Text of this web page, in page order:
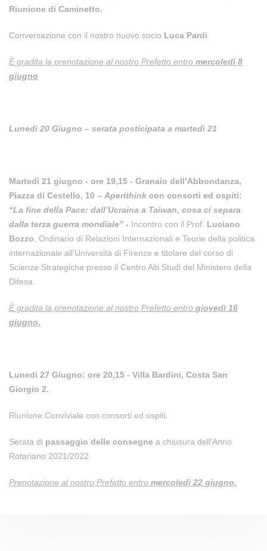
Riunione di Caminetto.
Conversazione con il nostro nuovo socio Luca Pardi
È gradita la prenotazione al nostro Prefetto entro mercoledì 8
giugno
Lunedì 20 Giugno – serata posticipata a martedì 21
Martedì 21 giugno - ore 19,15 - Granaio dell’Abbondanza,
Piazza di Cestello, 10 – Aperithink con consorti ed ospiti:
“La fine della Pace: dall’Ucraina a Taiwan, cosa ci separa
dalla terza guerra mondiale” - Incontro con il Prof. Luciano
Bozzo , Ordinario di Relazioni Internazionali e Teorie della politica
internazionale all’Università di Firenze e titolare del corso di
Scienze Strategiche presso il Centro Alti Studi del Ministero della
Difesa.
È gradita la prenotazione al nostro Prefetto entro giovedì 16
giugno.
Lunedi 27 Giugno: ore 20,15 - Villa Bardini, Costa San
Giorgio 2.
Riunione Conviviale con consorti ed ospiti.
Serata di passaggio delle consegne a chiusura dell’Anno
Rotariano 2021/2022.
Prenotazione al nostro Prefetto entro mercoledì 22 giugno.